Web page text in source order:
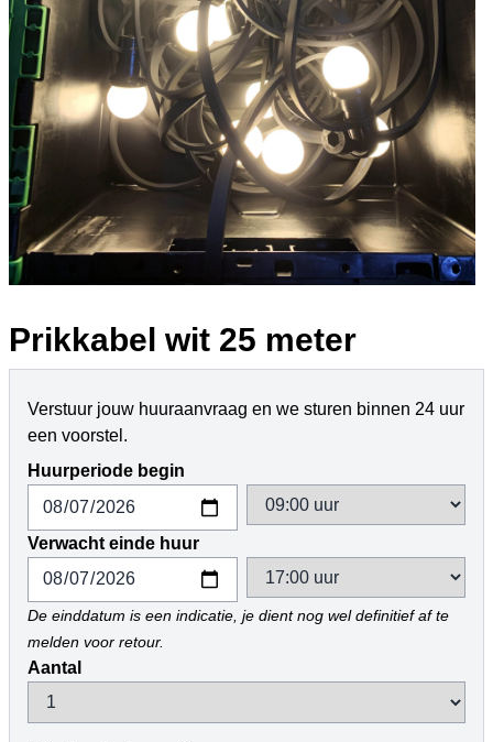
Prikkabel wit 25 meter
Verstuur jouw huuraanvraag en we sturen binnen 24 uur
een voorstel.
Huurperiode begin
Verwacht einde huur
De einddatum is een indicatie, je dient nog wel definitief af te
melden voor retour.
Aantal